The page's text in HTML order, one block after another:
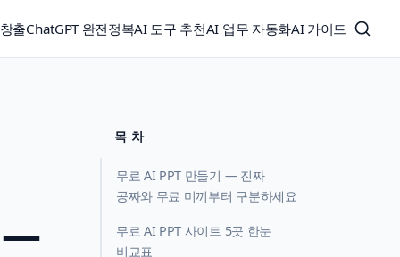
출ChatGPT 완전정복AI 도구 추천AI 업무 자동화AI 가이드
—
목 차
무료 AI PPT 만들기 — 진짜
공짜와 무료 미끼부터 구분하세요
무료 AI PPT 사이트 5곳 한눈
비교표